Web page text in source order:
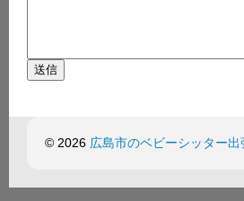
© 2026 広島市のベビーシッター出